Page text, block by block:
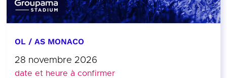
OL / AS MONACO
28 novembre 2026
date et heure à confirmer